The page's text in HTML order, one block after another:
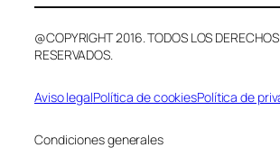
@COPYRIGHT 2016. TODOS LOS DERECHOS
RESERVADOS.
Aviso legalPolítica de cookiesPolítica de
Condiciones generales